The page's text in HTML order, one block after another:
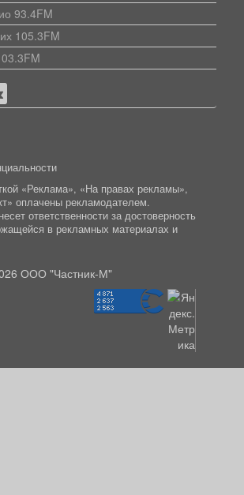
93.4FM
105.3FM
«Реклама», «На правах рекламы»,
оплачены рекламодателем.
ответственности за достоверность
в рекламных материалах и
ООО "Частник-М"